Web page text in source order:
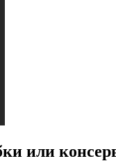
или